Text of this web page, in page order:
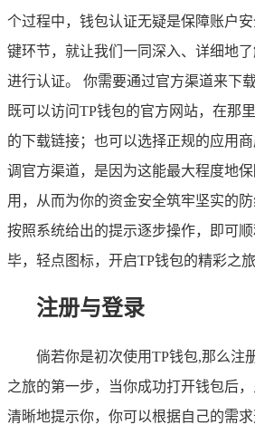
个过程中，钱包认证无疑是保障账户
键环节，就让我们一同深入、详细地
进行认证。 你需要通过官方渠道来下
既可以访问TP钱包的官方网站，在那
的下载链接；也可以选择正规的应用
调官方渠道，是因为这能最大程度地
用，从而为你的资金安全筑牢坚实的
按照系统给出的提示逐步操作，即可
毕，轻点图标，开启TP钱包的精彩之旅
注册与登录
倘若你是初次使用TP钱包,那么注
之旅的第一步，当你成功打开钱包后
清晰地提示你，你可以根据自己的需